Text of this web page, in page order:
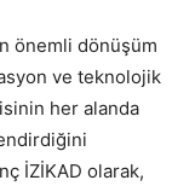
önemli dönüşüm
ve teknolojik
her alanda
İZİKAD olarak,